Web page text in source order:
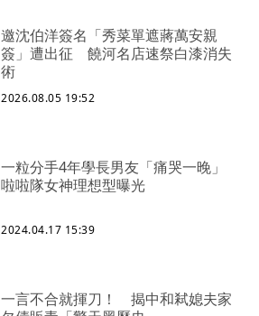
邀沈伯洋簽名「秀菜單遮蔣萬安親
簽」遭出征 饒河名店速祭白漆消失
術
2026.08.05 19:52
一粒分手4年學長男友「痛哭一晚」
啦啦隊女神理想型曝光
2024.04.17 15:39
一言不合就揮刀！ 揭中和弒媳夫家